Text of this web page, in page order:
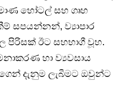
හෝටල් සහ ගෘහ
සපයන්නන්, ව්‍යාපාර
පිරිසක් ඊට සහභාගී වූහ.
හා ව්‍යවසාය
දැනුම ලැබීමට ඔවුන්ට